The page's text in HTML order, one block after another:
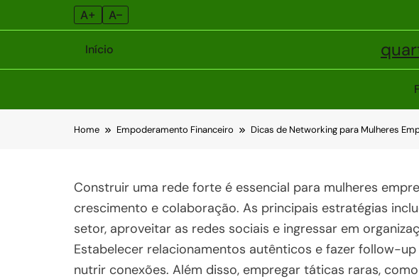
A+ A–
Início
Home Empoderamento Financeiro Dicas de Networking para Mulheres
Construir uma rede forte é essencial para mulheres
crescimento e colaboração. As principais estratégias
setor, aproveitar as redes sociais e ingressar em
Estabelecer relacionamentos autênticos e fazer follow-
nutrir conexões. Além disso, empregar táticas raras,